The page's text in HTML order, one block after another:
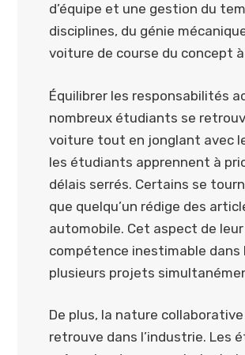
d’équipe et une gestion du
disciplines, du génie
voiture de course du concept
Équilibrer les responsabilités
nombreux étudiants se
voiture tout en jonglant avec
les étudiants apprennent à
délais serrés. Certains se
que quelqu’un rédige des
automobile. Cet aspect de
compétence inestimable
plusieurs projets
De plus, la nature
retrouve dans l’industrie. Les